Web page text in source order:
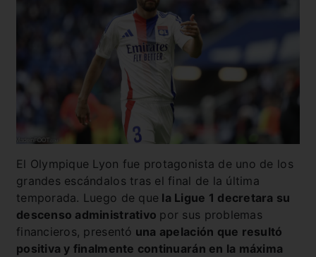
El Olympique Lyon fue protagonista de uno de los
grandes escándalos tras el final de la última
temporada. Luego de que la Ligue 1 decretara su
descenso administrativo por sus problemas
financieros, presentó una apelación que resultó
positiva y finalmente continuarán en la máxima